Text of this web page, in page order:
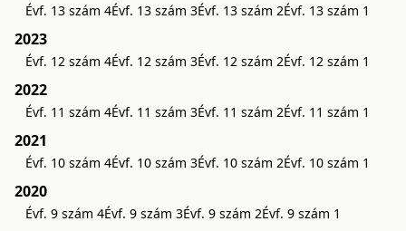
Évf. 13 szám 4Évf. 13 szám 3Évf. 13 szám 2Évf. 13 szám 1
2023
Évf. 12 szám 4Évf. 12 szám 3Évf. 12 szám 2Évf. 12 szám 1
2022
Évf. 11 szám 4Évf. 11 szám 3Évf. 11 szám 2Évf. 11 szám 1
2021
Évf. 10 szám 4Évf. 10 szám 3Évf. 10 szám 2Évf. 10 szám 1
2020
Évf. 9 szám 4Évf. 9 szám 3Évf. 9 szám 2Évf. 9 szám 1